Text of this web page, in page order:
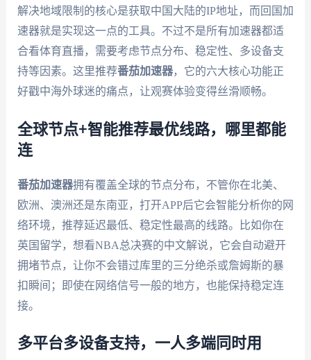
解决地域限制的核心是获取中国大陆的IP地址，而回国加
速器就是实现这一点的工具。不过不是所有加速器都适
合看体育直播，需要考虑节点分布、稳定性、多设备支
持等因素。这里推荐番茄加速器，它的六大核心功能正
好戳中海外球迷的痛点，让观赛体验变得丝滑顺畅。
全球节点+智能推荐最优线路，哪里都能
连
番茄加速器拥有覆盖全球的节点分布，不管你在北美、
欧洲、澳洲还是东南亚，打开APP后它会智能分析你的网
络环境，推荐延迟最低、稳定性最高的线路。比如你在
英国留学，想看NBA总决赛的中文解说，它会自动避开
拥堵节点，让你不会错过库里的三分绝杀或詹姆斯的暴
扣瞬间；即使在网络信号一般的地方，也能保持稳定连
接。
多平台多设备支持，一人多端同时用